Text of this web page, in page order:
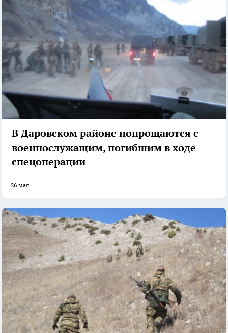
В Даровском районе попрощаются с
военнослужащим, погибшим в ходе
спецоперации
26 мая